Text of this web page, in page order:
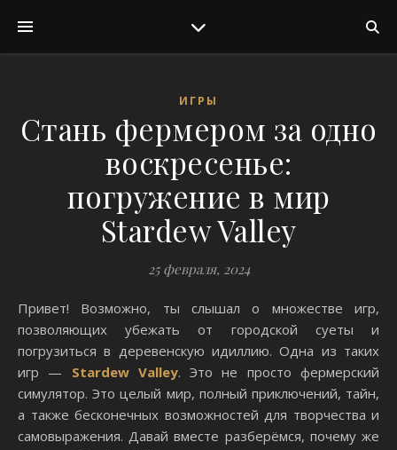
ИГРЫ
Стань фермером за одно
воскресенье:
погружение в мир
Stardew Valley
25 февраля, 2024
Привет! Возможно, ты слышал о множестве игр,
позволяющих убежать от городской суеты и
погрузиться в деревенскую идиллию. Одна из таких
игр — Stardew Valley. Это не просто фермерский
симулятор. Это целый мир, полный приключений, тайн,
а также бесконечных возможностей для творчества и
самовыражения. Давай вместе разберёмся, почему же